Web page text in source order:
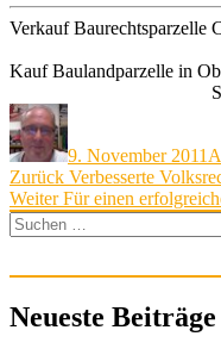
Verkauf Baurechtsparzelle
Kauf Baulandparzelle in
Autor
Veröffentlicht
am
9. November 2011
Zurück Vorheriger
Beitrag:
Verbesserte
Weiter Nächster
Beitrag:
Für einen
Suchen
nach:
Neueste Beiträge